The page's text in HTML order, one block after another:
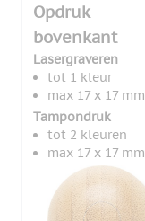
Opdruk
bovenkant
Lasergraveren
tot 1 kleur
max 17 x 17 mm
Tampondruk
tot 2 kleuren
max 17 x 17 mm